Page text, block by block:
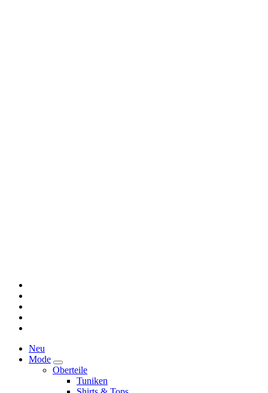
Neu
Mode
Oberteile
Tuniken